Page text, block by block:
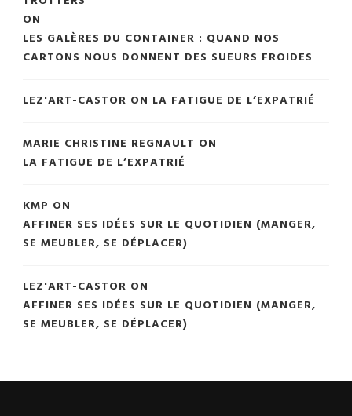
ON
LES GALÈRES DU CONTAINER : QUAND NOS
CARTONS NOUS DONNENT DES SUEURS FROIDES
LEZ'ART-CASTOR ON LA FATIGUE DE L’EXPATRIÉ
MARIE CHRISTINE REGNAULT ON
LA FATIGUE DE L’EXPATRIÉ
KMP ON
AFFINER SES IDÉES SUR LE QUOTIDIEN (MANGER,
SE MEUBLER, SE DÉPLACER)
LEZ'ART-CASTOR ON
AFFINER SES IDÉES SUR LE QUOTIDIEN (MANGER,
SE MEUBLER, SE DÉPLACER)